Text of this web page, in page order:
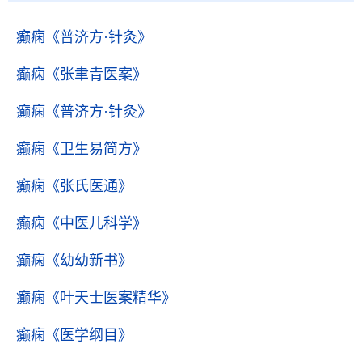
癫痫 《普济方·针灸》
癫痫 《张聿青医案》
癫痫 《普济方·针灸》
癫痫 《卫生易简方》
癫痫 《张氏医通》
癫痫 《中医儿科学》
癫痫 《幼幼新书》
癫痫 《叶天士医案精华》
癫痫 《医学纲目》